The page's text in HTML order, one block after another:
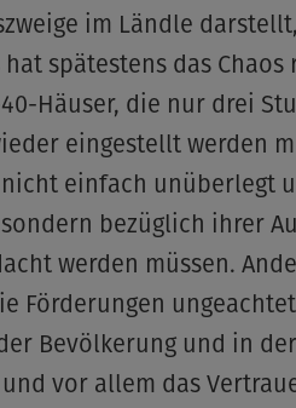
im Ländle
spätestens das
Häuser, die nur drei
eingestellt werden
einfach unüberlegt
bezüglich ihrer
werden müssen.
Förderungen
Bevölkerung und in
vor allem das